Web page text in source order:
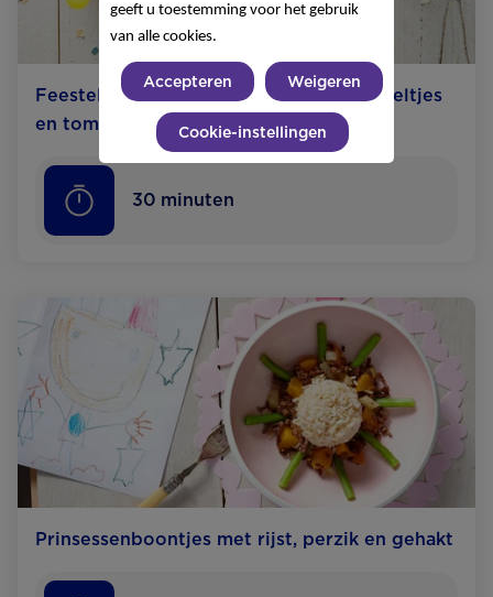
Feestelijk stoofpotje met kalkoen, worteltjes
en tomaat
30 minuten
Prinsessen­boontjes met rijst, perzik en gehakt
geeft u toestemming voor het gebruik
van alle cookies.
Accepteren Weigeren
Cookie-instellingen